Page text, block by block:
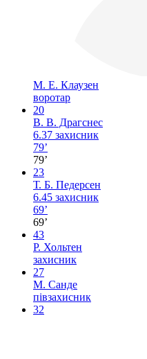
М. Е. Клаузен
воротар
20
В. В. Драгснес
6.37 захисник
79’
79’
23
Т. Б. Педерсен
6.45 захисник
69’
69’
43
Р. Хольтен
захисник
27
М. Санде
півзахисник
32